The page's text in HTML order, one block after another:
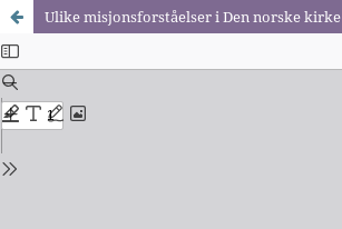
Ulike misjonsforståelser i Den norske kirke